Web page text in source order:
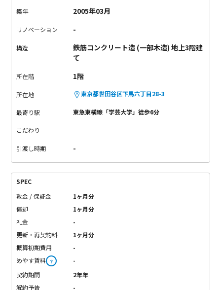
だ、室内洗濯置き場はありますが、外には干せないです。
晴れた昼間に撮ったものです。
ぱりいいかも・・・と思うはずです。
築年 2005年03月
リノベーション -
構造
鉄筋コンクリート造 (一部木造) 地上3階建
て
所在階 1階
所在地 東京都世田谷区下馬六丁目28-3
最寄り駅 東急東横線「学芸大学」徒歩6分
こだわり
引渡し時期 -
SPEC
敷金 / 保証金
1ヶ月分
償却
1ヶ月分
礼金
-
更新・再契約料
1ヶ月分
概算初期費用
-
めやす賃料 ？
-
契約期間
2年年
解約予告
-